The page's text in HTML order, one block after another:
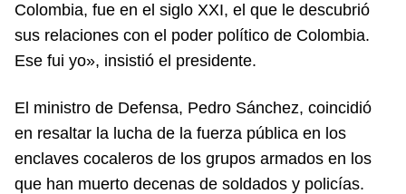
Colombia, fue en el siglo XXI, el que le descubrió
sus relaciones con el poder político de Colombia.
Ese fui yo», insistió el presidente.
El ministro de Defensa, Pedro Sánchez, coincidió
en resaltar la lucha de la fuerza pública en los
enclaves cocaleros de los grupos armados en los
que han muerto decenas de soldados y policías.